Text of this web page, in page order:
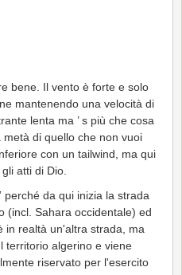
bene. Il vento è forte e solo
mantenendo una velocità di
lenta ma ’ s più che cosa
metà di quello che non vuoi
con un tailwind, ma qui
atti di Dio.
perché da qui inizia la strada
(incl. Sahara occidentale) ed
in realtà un'altra strada, ma
territorio algerino e viene
riservato per l'esercito